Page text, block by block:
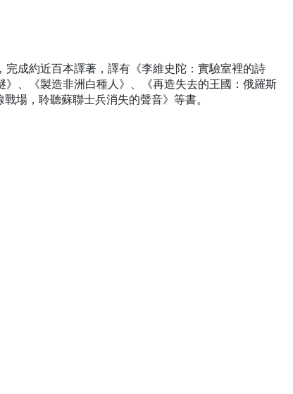
成約近百本譯著，譯有《李維史陀：實驗室裡的詩
、《製造非洲白種人》、《再造失去的王國：俄羅斯
場，聆聽蘇聯士兵消失的聲音》等書。